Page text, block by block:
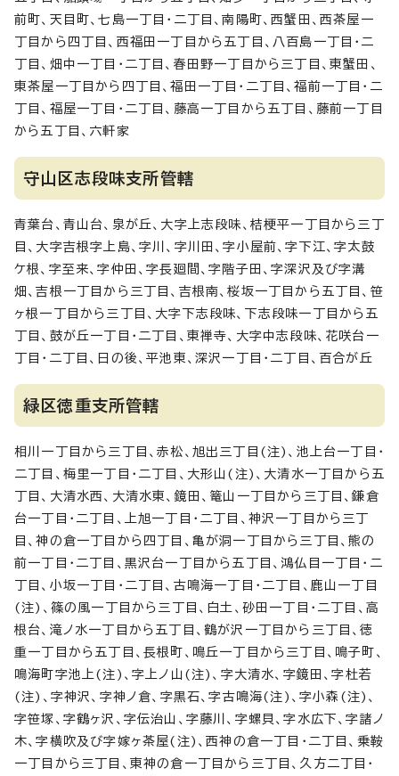
前町、天目町、七島一丁目・二丁目、南陽町、西蟹田、西茶屋一
丁目から四丁目、西福田一丁目から五丁目、八百島一丁目・二
丁目、畑中一丁目・二丁目、春田野一丁目から三丁目、東蟹田、
東茶屋一丁目から四丁目、福田一丁目・二丁目、福前一丁目・二
丁目、福屋一丁目・二丁目、藤高一丁目から五丁目、藤前一丁目
から五丁目、六軒家
守山区志段味支所管轄
青葉台、青山台、泉が丘、大字上志段味、桔梗平一丁目から三丁
目、大字吉根字上島、字川、字川田、字小屋前、字下江、字太鼓
ケ根、字至来、字仲田、字長廻間、字階子田、字深沢及び字溝
畑、吉根一丁目から三丁目、吉根南、桜坂一丁目から五丁目、笹
ヶ根一丁目から三丁目、大字下志段味、下志段味一丁目から五
丁目、鼓が丘一丁目・二丁目、東禅寺、大字中志段味、花咲台一
丁目・二丁目、日の後、平池東、深沢一丁目・二丁目、百合が丘
緑区徳重支所管轄
相川一丁目から三丁目、赤松、旭出三丁目(注)、池上台一丁目・
二丁目、梅里一丁目・二丁目、大形山(注)、大清水一丁目から五
丁目、大清水西、大清水東、鏡田、篭山一丁目から三丁目、鎌倉
台一丁目・二丁目、上旭一丁目・二丁目、神沢一丁目から三丁
目、神の倉一丁目から四丁目、亀が洞一丁目から三丁目、熊の
前一丁目・二丁目、黒沢台一丁目から五丁目、鴻仏目一丁目・二
丁目、小坂一丁目・二丁目、古鳴海一丁目・二丁目、鹿山一丁目
(注)、篠の風一丁目から三丁目、白土、砂田一丁目・二丁目、高
根台、滝ノ水一丁目から五丁目、鶴が沢一丁目から三丁目、徳
重一丁目から五丁目、長根町、鳴丘一丁目から三丁目、鳴子町、
鳴海町字池上(注)、字上ノ山(注)、字大清水、字鏡田、字杜若
(注)、字神沢、字神ノ倉、字黒石、字古鳴海(注)、字小森(注)、
字笹塚、字鶴ヶ沢、字伝治山、字藤川、字螺貝、字水広下、字諸ノ
木、字横吹及び字嫁ヶ茶屋(注)、西神の倉一丁目・二丁目、乗鞍
一丁目から三丁目、東神の倉一丁目から三丁目、久方二丁目・